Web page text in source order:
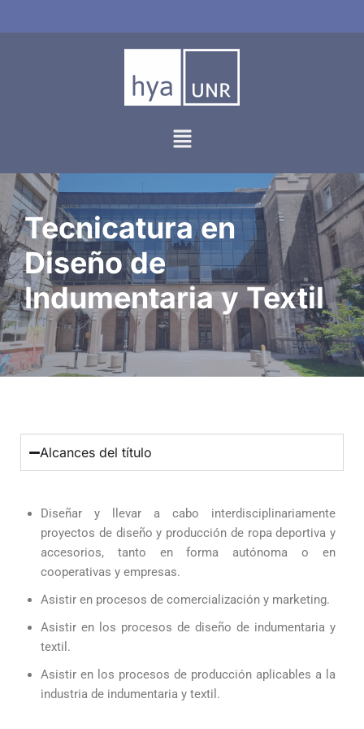
Tecnicatura en
Diseño de
Indumentaria y Textil
Alcances del título
Diseñar y llevar a cabo interdisciplinariamente
proyectos de diseño y producción de ropa deportiva y
accesorios, tanto en forma autónoma o en
cooperativas y empresas.
Asistir en procesos de comercialización y marketing.
Asistir en los procesos de diseño de indumentaria y
textil.
Asistir en los procesos de producción aplicables a la
industria de indumentaria y textil.